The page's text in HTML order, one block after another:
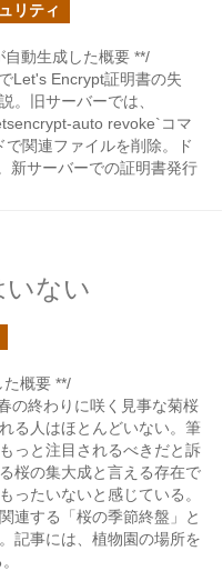
リティ
自動生成した概要 **/
Let's Encrypt証明書の失
。旧サーバーでは、
auto revoke`コマ
関連ファイルを削除。ド
新サーバーでの証明書発行
いない
た概要 **/
の終わりに咲く見事な菊桜
る人はほとんどいない。筆
っと注目されるべきだと訴
桜の集大成と言える存在で
ったいないと感じている。
連する「桜の季節終盤」と
記事には、植物園の場所を